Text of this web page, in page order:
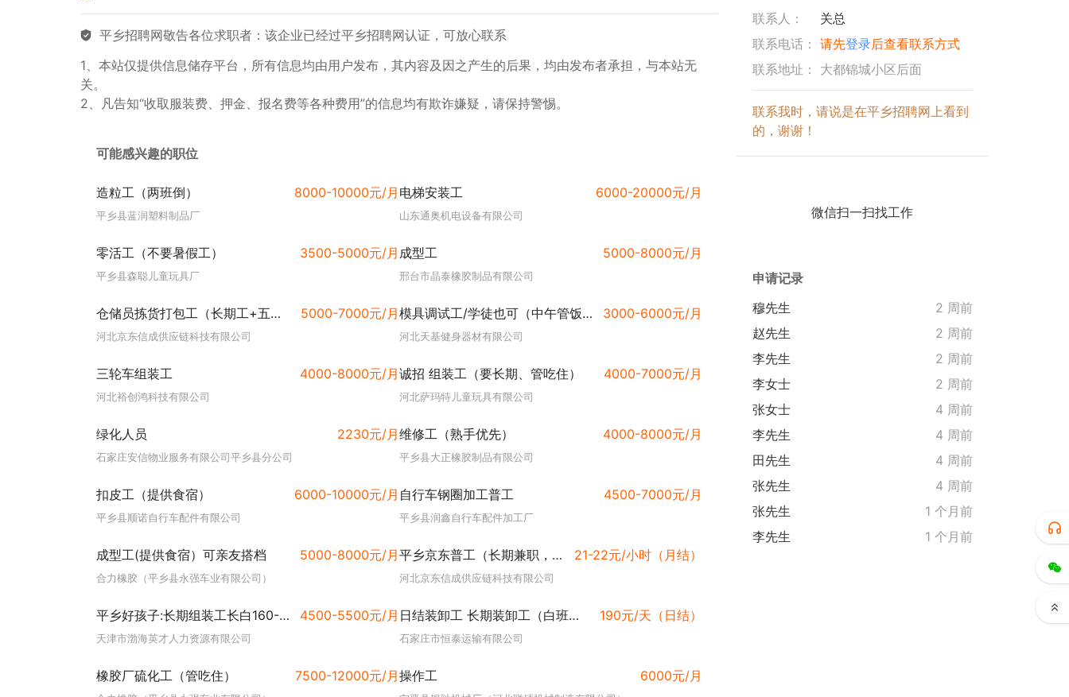
平乡招聘网敬告各位求职者：该企业已经过平乡招聘网认证，可放心联系
1、本站仅提供信息储存平台，所有信息均由用户发布，其内容及因之产生的后果，均由发布者承担，与本站无
关。
2、凡告知“收取服装费、押金、报名费等各种费用”的信息均有欺诈嫌疑，请保持警惕。
可能感兴趣的职位
造粒工（两班倒） 8000-10000元/月
平乡县蓝润塑料制品厂
电梯安装工 6000-20000元/月
山东通奥机电设备有限公司
零活工（不要暑假工） 3500-5000元/月
平乡县森聪儿童玩具厂
成型工 5000-8000元/月
邢台市晶泰橡胶制品有限公司
仓储员拣货打包工（长期工+五险一金） 5000-7000元/月
河北京东信成供应链科技有限公司
模具调试工/学徒也可（中午管饭） 3000-6000元/月
河北天基健身器材有限公司
三轮车组装工 4000-8000元/月
河北裕创鸿科技有限公司
诚招 组装工（要长期、管吃住） 4000-7000元/月
河北萨玛特儿童玩具有限公司
绿化人员 2230元/月
石家庄安信物业服务有限公司平乡县分公司
维修工（熟手优先） 4000-8000元/月
平乡县大正橡胶制品有限公司
扣皮工（提供食宿） 6000-10000元/月
平乡县顺诺自行车配件有限公司
自行车钢圈加工普工 4500-7000元/月
平乡县润鑫自行车配件加工厂
成型工(提供食宿）可亲友搭档 5000-8000元/月
合力橡胶（平乡县永强车业有限公司）
平乡京东普工（长期兼职，22元/时月结） 21-22元/小时（月结）
河北京东信成供应链科技有限公司
平乡好孩子:长期组装工长白160-180可预支工资提供吃住 4500-5500元/月
天津市渤海英才人力资源有限公司
日结装卸工 长期装卸工（白班夜班都有、未成年勿扰） 190元/天（日结）
石家庄市恒泰运输有限公司
橡胶厂硫化工（管吃住） 7500-12000元/月操作工 6000元/月
联系人：
关总
联系电话： 请先登录后查看联系方式
联系地址：
大都锦城小区后面
联系我时，请说是在平乡招聘网上看到
的，谢谢！
微信扫一扫找工作
申请记录
穆先生
2 周前
赵先生
2 周前
李先生
2 周前
李女士
2 周前
张女士
4 周前
李先生
4 周前
田先生
4 周前
张先生
4 周前
张先生
1 个月前
李先生
1 个月前